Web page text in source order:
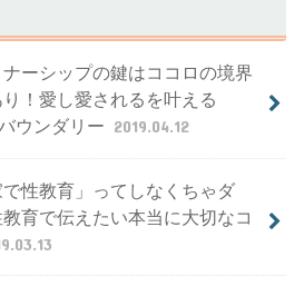
ーシップの鍵はココロの境界
！愛し愛されるを叶える
ウンダリー 2019.04.12
で性教育」ってしなくちゃダ
教育で伝えたい本当に大切なコ